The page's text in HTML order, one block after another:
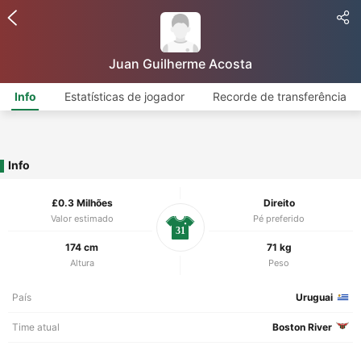
Juan Guilherme Acosta
Info Estatísticas de jogador Recorde de transferência
Info
£0.3 Milhões
Valor estimado
Direito
Pé preferido
174 cm
Altura
71 kg
Peso
31
País Uruguai
Time atual Boston River